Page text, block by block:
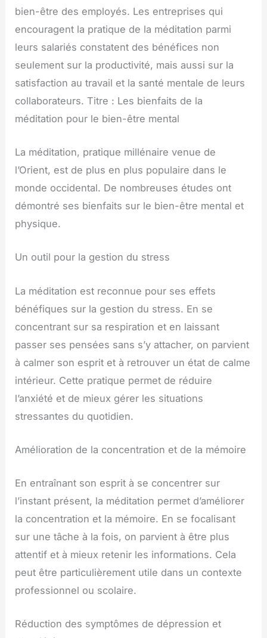
bien-être des employés. Les entreprises qui
encouragent la pratique de la méditation parmi
leurs salariés constatent des bénéfices non
seulement sur la productivité, mais aussi sur la
satisfaction au travail et la santé mentale de leurs
collaborateurs. Titre : Les bienfaits de la
méditation pour le bien-être mental
La méditation, pratique millénaire venue de
l’Orient, est de plus en plus populaire dans le
monde occidental. De nombreuses études ont
démontré ses bienfaits sur le bien-être mental et
physique.
Un outil pour la gestion du stress
La méditation est reconnue pour ses effets
bénéfiques sur la gestion du stress. En se
concentrant sur sa respiration et en laissant
passer ses pensées sans s’y attacher, on parvient
à calmer son esprit et à retrouver un état de calme
intérieur. Cette pratique permet de réduire
l’anxiété et de mieux gérer les situations
stressantes du quotidien.
Amélioration de la concentration et de la mémoire
En entraînant son esprit à se concentrer sur
l’instant présent, la méditation permet d’améliorer
la concentration et la mémoire. En se focalisant
sur une tâche à la fois, on parvient à être plus
attentif et à mieux retenir les informations. Cela
peut être particulièrement utile dans un contexte
professionnel ou scolaire.
Réduction des symptômes de dépression et